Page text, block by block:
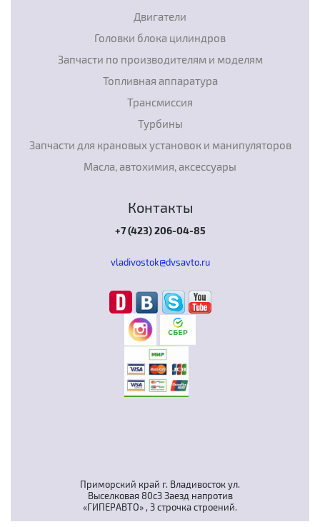
Приморский край г. Владивосток ул.
Выселковая 80с3 Заезд напротив
«ГИПЕРАВТО» , 3 строчка строений.
Двигатели
Головки блока цилиндров
Запчасти по производителям и моделям
Топливная аппаратура
Трансмиссия
Турбины
Запчасти для крановых установок и манипуляторов
Масла, автохимия, аксессуары
Контакты
+7 (423) 206-04-85
vladivostok@dvsavto.ru